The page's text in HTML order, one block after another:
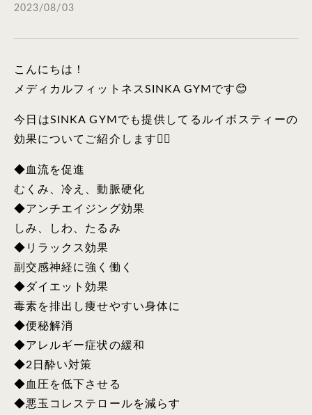
2023/08/03
こんにちは！
メディカルフィットネスSINKA GYMです😊
今日はSINKA GYMでも提供してるルイボスティーの
効果についてご紹介します💁‍♀️
◆血流を促進
むくみ、冷え、動脈硬化
◆アンチエイジング効果
しみ、しわ、たるみ
◆リラックス効果
副交感神経に強く働く
◆ダイエット効果
毒素を排出し痩せやすい身体に
◆便秘解消
◆アレルギー症状の緩和
◆2日酔い対策
◆血圧を低下させる
◆悪玉コレステロールを減らす